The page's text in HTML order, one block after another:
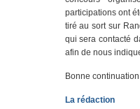
participations ont
tiré au sort sur
qui sera contacté
afin de nous
Bonne
La rédaction